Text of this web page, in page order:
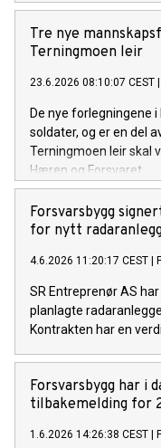
Tre nye
Terningmoen leir
23.6.2026 08:10:07 CEST |
De nye forlegningene i
soldater, og er en del
Terningmoen leir skal
Hæren og Forsvaret.
Forsvarsbygg
for nytt
4.6.2026 11:20:17 CEST |
SR Entreprenør AS
planlagte
Kontrakten har en
Forsvarsbygg har i
tilbakemelding for
1.6.2026 14:26:38 CEST |